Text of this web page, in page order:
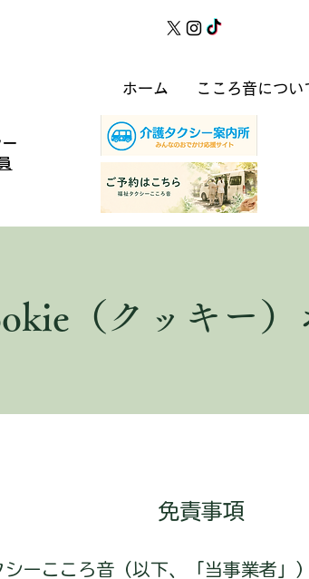
ホーム こころ音につい
（クッキー）
免責事項
シーこころ音（以下、「当事業者」